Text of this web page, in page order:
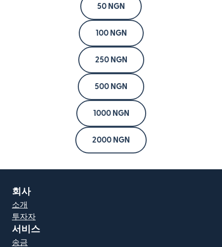
50 NGN
100 NGN
250 NGN
500 NGN
1000 NGN
2000 NGN
회사
소개
투자자
서비스
송금